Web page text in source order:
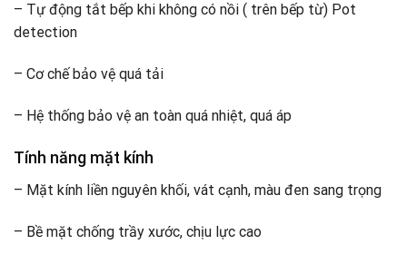
– Tự động tắt bếp khi không có nồi ( trên bếp từ) Pot
detection
– Cơ chế bảo vệ quá tải
– Hệ thống bảo vệ an toàn quá nhiệt, quá áp
Tính năng mặt kính
– Mặt kính liền nguyên khối, vát cạnh, màu đen sang trọng
– Bề mặt chống trầy xước, chịu lực cao